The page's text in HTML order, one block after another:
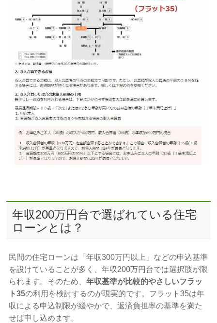
年収200万円台で選ばれている住宅
ローンとは？
民間の住宅ローンは「年収300万円以上」などの申込基準
を設けていることが多く、年収200万円台では選択肢が限
られます。そのため、年収基準が比較的やさしいフラッ
ト35の利用を検討するのが現実的です。フラット35は年
収による申込制限が緩やかで、返済負担率の基準を満た
せば申し込めます。